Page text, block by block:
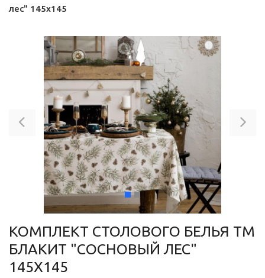
лес" 145х145
Previous
КОМПЛЕКТ СТОЛОВОГО БЕЛЬЯ ТМ
БЛАКИТ "СОСНОВЫЙ ЛЕС"
145Х145